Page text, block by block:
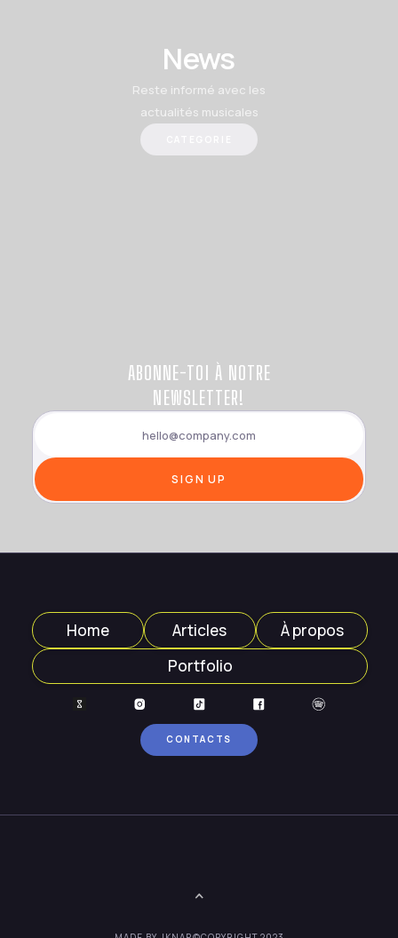
News
Reste informé avec les
actualités musicales
ABONNE-TOI À NOTRE
NEWSLETTER!
Home Articles
À propos
Portfolio
CONTACTS